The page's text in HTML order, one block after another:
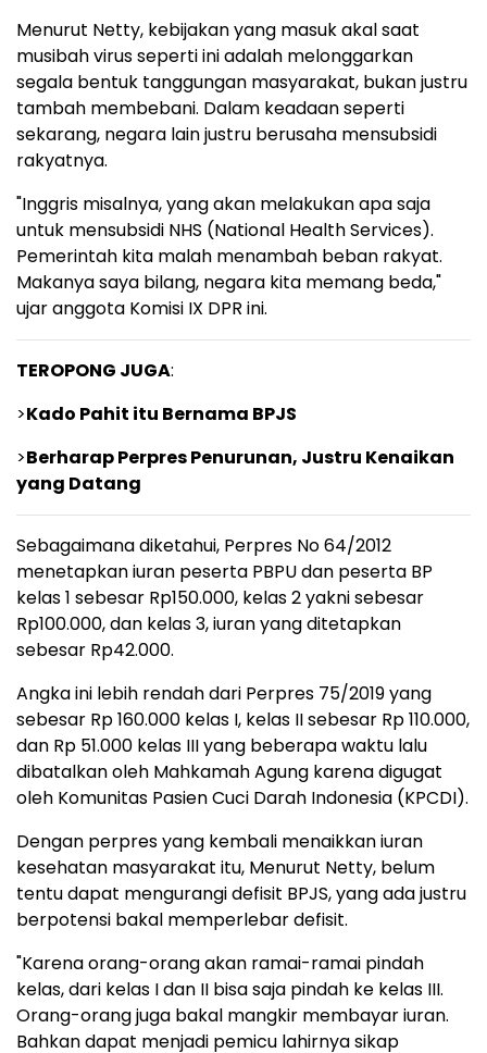
Menurut Netty, kebijakan yang masuk akal saat
musibah virus seperti ini adalah melonggarkan
segala bentuk tanggungan masyarakat, bukan justru
tambah membebani. Dalam keadaan seperti
sekarang, negara lain justru berusaha mensubsidi
rakyatnya.
"Inggris misalnya, yang akan melakukan apa saja
untuk mensubsidi NHS (National Health Services).
Pemerintah kita malah menambah beban rakyat.
Makanya saya bilang, negara kita memang beda,"
ujar anggota Komisi IX DPR ini.
TEROPONG JUGA:
>Kado Pahit itu Bernama BPJS
>Berharap Perpres Penurunan, Justru Kenaikan
yang Datang
Sebagaimana diketahui, Perpres No 64/2012
menetapkan iuran peserta PBPU dan peserta BP
kelas 1 sebesar Rp150.000, kelas 2 yakni sebesar
Rp100.000, dan kelas 3, iuran yang ditetapkan
sebesar Rp42.000.
Angka ini lebih rendah dari Perpres 75/2019 yang
sebesar Rp 160.000 kelas I, kelas II sebesar Rp 110.000,
dan Rp 51.000 kelas III yang beberapa waktu lalu
dibatalkan oleh Mahkamah Agung karena digugat
oleh Komunitas Pasien Cuci Darah Indonesia (KPCDI).
Dengan perpres yang kembali menaikkan iuran
kesehatan masyarakat itu, Menurut Netty, belum
tentu dapat mengurangi defisit BPJS, yang ada justru
berpotensi bakal memperlebar defisit.
"Karena orang-orang akan ramai-ramai pindah
kelas, dari kelas I dan II bisa saja pindah ke kelas III.
Orang-orang juga bakal mangkir membayar iuran.
Bahkan dapat menjadi pemicu lahirnya sikap